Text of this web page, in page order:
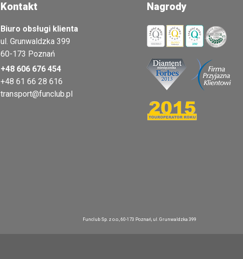
Kontakt
Biuro obsługi klienta
ul. Grunwaldzka 399
60-173 Poznań
+48 606 676 454
+48 61 66 28 616
transport@funclub.pl
Nagrody
Funclub Sp. z o.o., 60-173 Poznań, ul. Grunwaldzka 399